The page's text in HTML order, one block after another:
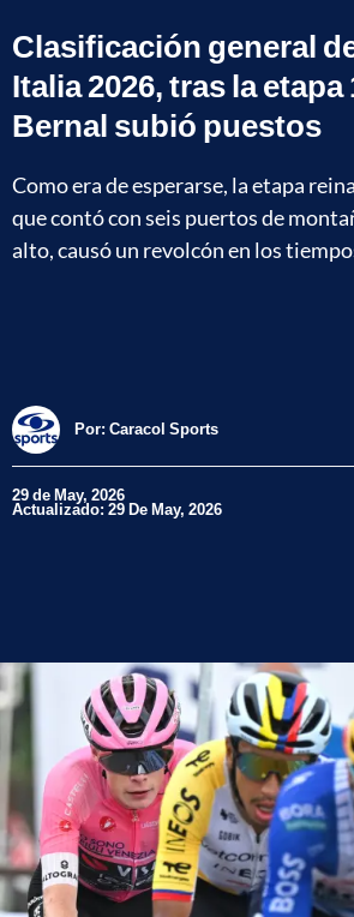
Clasificación general
Italia 2026, tras la etapa
Bernal subió puestos
Como era de esperarse, la etapa
que contó con seis puertos de
alto, causó un revolcón en los
Por: Caracol Sports
29 de May, 2026
Actualizado: 29 De May, 2026